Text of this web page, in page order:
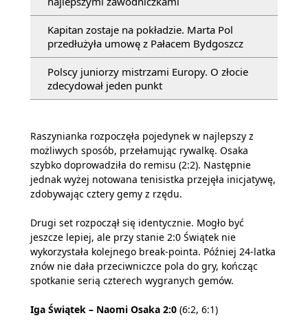
Kapitan zostaje na pokładzie. Marta Pol
przedłużyła umowę z Pałacem Bydgoszcz
Polscy juniorzy mistrzami Europy. O złocie
zdecydował jeden punkt
Raszynianka rozpoczęła pojedynek w najlepszy z
możliwych sposób, przełamując rywalkę. Osaka
szybko doprowadziła do remisu (2:2). Następnie
jednak wyżej notowana tenisistka przejęła inicjatywę,
zdobywając cztery gemy z rzędu.
Drugi set rozpoczął się identycznie. Mogło być
jeszcze lepiej, ale przy stanie 2:0 Świątek nie
wykorzystała kolejnego break-pointa. Później 24-latka
znów nie dała przeciwniczce pola do gry, kończąc
spotkanie serią czterech wygranych gemów.
Iga Świątek – Naomi Osaka 2:0 (6:2, 6:1)